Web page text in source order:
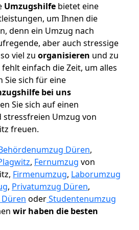
Umzugshilfe bietet eine
um Ihnen die
denn ein Umzug nach
aber auch stressige
viel zu organisieren und zu
einfach die Zeit, um alles
Sie sich für eine
bei uns
Sie sich auf einen
Umzug von
freuen.
Düren,
, Fernumzug von
Firmenumzug, Laborumzug
, Privatumzug Düren,
oderStudentenumzug
wir haben die besten